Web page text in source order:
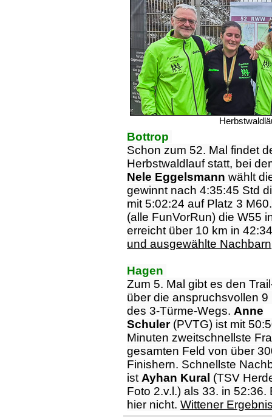
Bottrop
Schon zum 52. Mal findet
Herbstwaldlauf statt, bei
Nele Eggelsmann wählt
gewinnt nach 4:35:45 Std
mit 5:02:24 auf Platz 3
(alle FunVorRun) die W55
erreicht über 10 km in
und ausgewählte Nachbarn
Hagen
Zum 5. Mal gibt es den
über die anspruchsvollen 9
des 3-Türme-Wegs. Anne
Schuler (PVTG) ist mit
Minuten zweitschnellste
gesamten Feld von über
Finishern. Schnellste
ist Ayhan Kural (TSV
Foto 2.v.l.) als 33. in
hier nicht.Wittener